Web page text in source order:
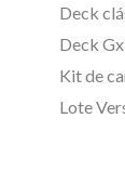
Deck
Deck Gx
Kit de
Lote